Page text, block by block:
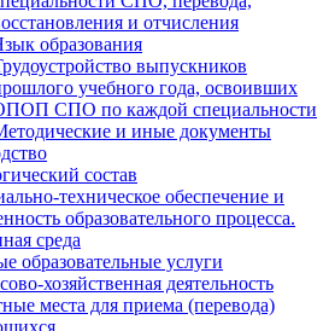
и отчисления
образования
выпускников
учебного года, освоивших
СПО по каждой специальности
и иные документы
состав
техническое обеспечение и
образовательного процесса.
среда
образовательные услуги
хозяйственная деятельность
места для приема (перевода)